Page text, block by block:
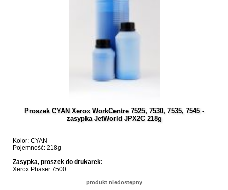
Proszek CYAN Xerox WorkCentre 7525, 7530, 7535, 7545 -
zasypka JetWorld JPX2C 218g
Kolor: CYAN
Pojemność: 218g
Zasypka, proszek do drukarek:
Xerox Phaser 7500
produkt niedostępny